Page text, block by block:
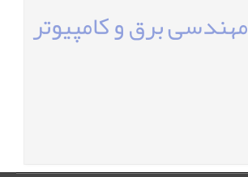
مهندسی برق و کامپیوتر